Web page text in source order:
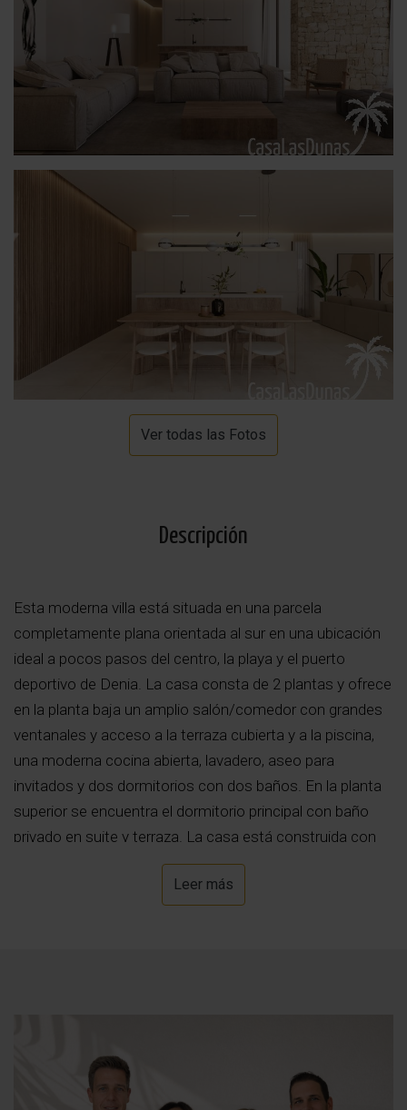
Ver todas las Fotos
Descripción
Esta moderna villa está situada en una parcela
completamente plana orientada al sur en una ubicación
ideal a pocos pasos del centro, la playa y el puerto
deportivo de Denia. La casa consta de 2 plantas y ofrece
en la planta baja un amplio salón/comedor con grandes
ventanales y acceso a la terraza cubierta y a la piscina,
una moderna cocina abierta, lavadero, aseo para
invitados y dos dormitorios con dos baños. En la planta
superior se encuentra el dormitorio principal con baño
privado en suite y terraza. La casa está construida con
materiales de primera calidad incluyendo suelo radiante,
aire acondicionado (frío/calor), iluminación LED interior y
Leer más